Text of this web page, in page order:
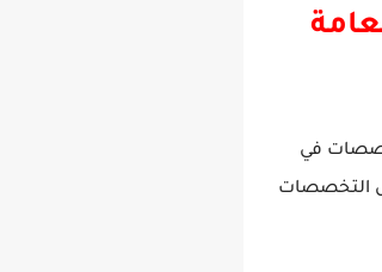
في
التخصصات